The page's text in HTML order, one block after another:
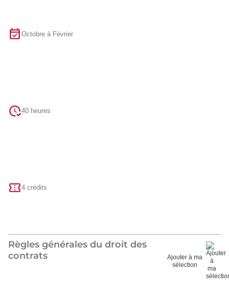
Octobre à Février
40 heures
4 crédits
Règles générales du droit des
contrats
Ajouter à ma
sélection